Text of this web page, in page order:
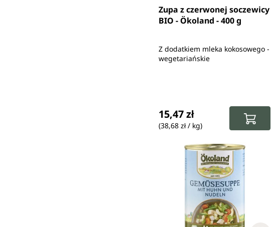
Średnia ocena 4.6 z 5 gwiazdek
Zupa z czerwonej soczewicy
BIO - Ökoland - 400 g
Z dodatkiem mleka kokosowego -
wegetariańskie
15,47 zł
(38,68 zł / kg)